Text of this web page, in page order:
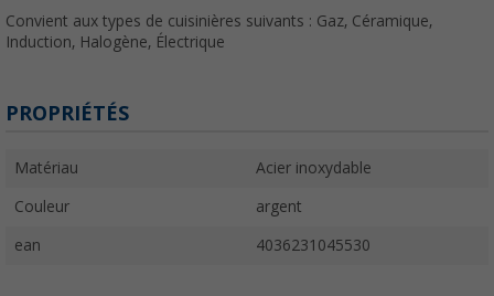
Convient aux types de cuisinières suivants : Gaz, Céramique,
Induction, Halogène, Électrique
PROPRIÉTÉS
Matériau Acier inoxydable
Couleur argent
ean 4036231045530